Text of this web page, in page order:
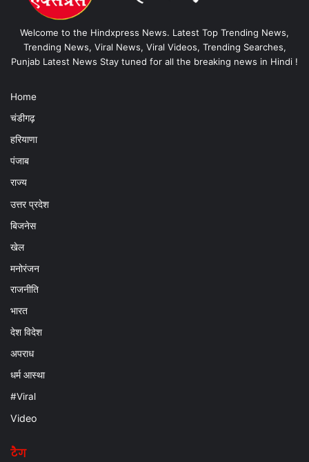
Welcome to the Hindxpress News. Latest Top Trending News,
Trending News, Viral News, Viral Videos, Trending Searches,
Punjab Latest News Stay tuned for all the breaking news in Hindi !
Home
चंडीगढ़
हरियाणा
पंजाब
राज्य
उत्तर प्रदेश
बिजनेस
खेल
मनोरंजन
राजनीति
भारत
देश विदेश
अपराध
धर्म आस्था
#Viral
Video
टैग